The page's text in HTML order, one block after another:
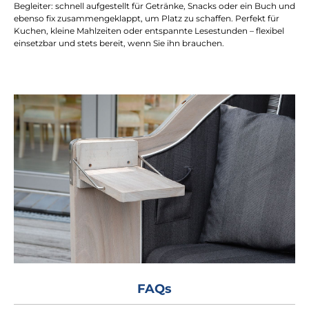
Begleiter: schnell aufgestellt für Getränke, Snacks oder ein Buch und
ebenso fix zusammengeklappt, um Platz zu schaffen. Perfekt für
Kuchen, kleine Mahlzeiten oder entspannte Lesestunden – flexibel
einsetzbar und stets bereit, wenn Sie ihn brauchen.
FAQs